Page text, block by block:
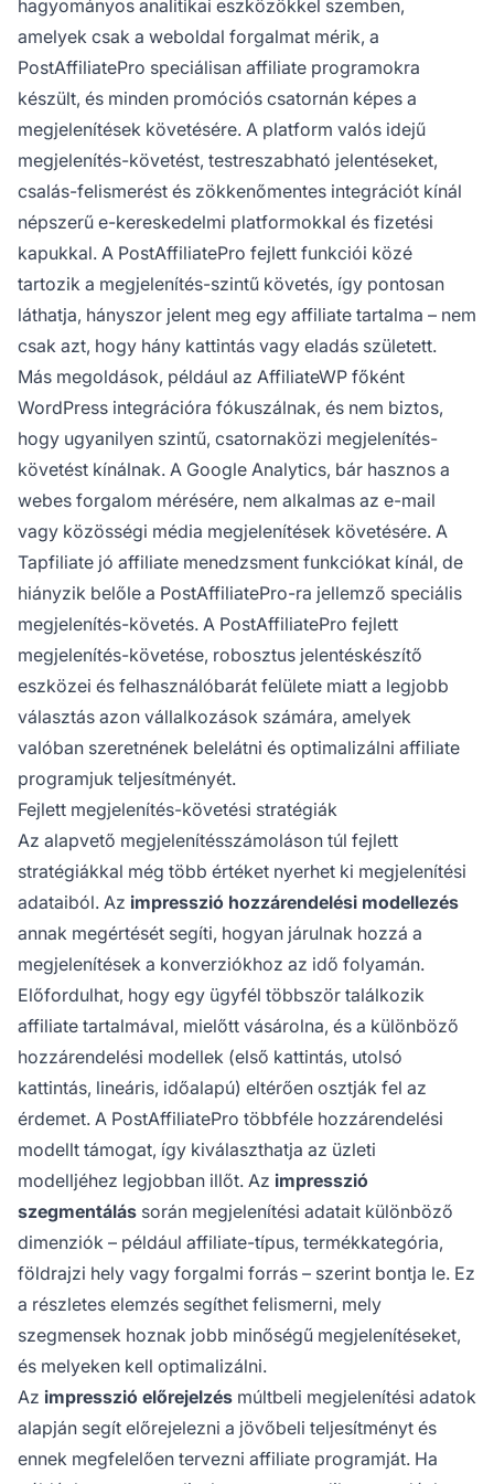
hagyományos analitikai eszközökkel szemben,
amelyek csak a weboldal forgalmat mérik, a
PostAffiliatePro speciálisan affiliate programokra
készült, és minden promóciós csatornán képes a
megjelenítések követésére. A platform valós idejű
megjelenítés-követést, testreszabható jelentéseket,
csalás-felismerést és zökkenőmentes integrációt kínál
népszerű e-kereskedelmi platformokkal és fizetési
kapukkal. A PostAffiliatePro fejlett funkciói közé
tartozik a megjelenítés-szintű követés, így pontosan
láthatja, hányszor jelent meg egy affiliate tartalma – nem
csak azt, hogy hány kattintás vagy eladás született.
Más megoldások, például az AffiliateWP főként
WordPress integrációra fókuszálnak, és nem biztos,
hogy ugyanilyen szintű, csatornaközi megjelenítés-
követést kínálnak. A Google Analytics, bár hasznos a
webes forgalom mérésére, nem alkalmas az e-mail
vagy közösségi média megjelenítések követésére. A
Tapfiliate jó affiliate menedzsment funkciókat kínál, de
hiányzik belőle a PostAffiliatePro-ra jellemző speciális
megjelenítés-követés. A PostAffiliatePro fejlett
megjelenítés-követése, robosztus jelentéskészítő
eszközei és felhasználóbarát felülete miatt a legjobb
választás azon vállalkozások számára, amelyek
valóban szeretnének belelátni és optimalizálni affiliate
programjuk teljesítményét.
Fejlett megjelenítés-követési stratégiák
Az alapvető megjelenítésszámoláson túl fejlett
stratégiákkal még több értéket nyerhet ki megjelenítési
adataiból. Az impresszió hozzárendelési modellezés
annak megértését segíti, hogyan járulnak hozzá a
megjelenítések a konverziókhoz az idő folyamán.
Előfordulhat, hogy egy ügyfél többször találkozik
affiliate tartalmával, mielőtt vásárolna, és a különböző
hozzárendelési modellek (első kattintás, utolsó
kattintás, lineáris, időalapú) eltérően osztják fel az
érdemet. A PostAffiliatePro többféle hozzárendelési
modellt támogat, így kiválaszthatja az üzleti
modelljéhez legjobban illőt. Az impresszió
szegmentálás során megjelenítési adatait különböző
dimenziók – például affiliate-típus, termékkategória,
földrajzi hely vagy forgalmi forrás – szerint bontja le. Ez
a részletes elemzés segíthet felismerni, mely
szegmensek hoznak jobb minőségű megjelenítéseket,
és melyeken kell optimalizálni.
Az impresszió előrejelzés múltbeli megjelenítési adatok
alapján segít előrejelezni a jövőbeli teljesítményt és
ennek megfelelően tervezni affiliate programját. Ha